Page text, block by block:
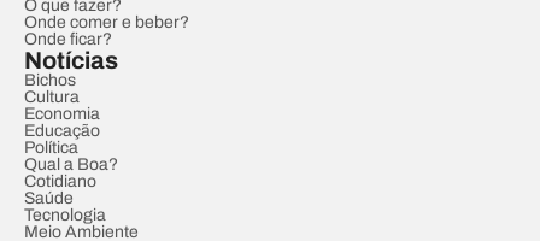
O que fazer?
Onde comer e beber?
Onde ficar?
Notícias
Bichos
Cultura
Economia
Educação
Política
Qual a Boa?
Cotidiano
Saúde
Tecnologia
Meio Ambiente